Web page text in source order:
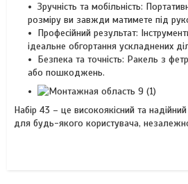
Зручність та мобільність:
розміру ви завжди матимете під
Професійний результат:
ідеальне обгортання ускладнених
Безпека та точність: Ракель з
або пошкоджень.
Набір 43 – це високоякісний та
для будь-якого користувача,